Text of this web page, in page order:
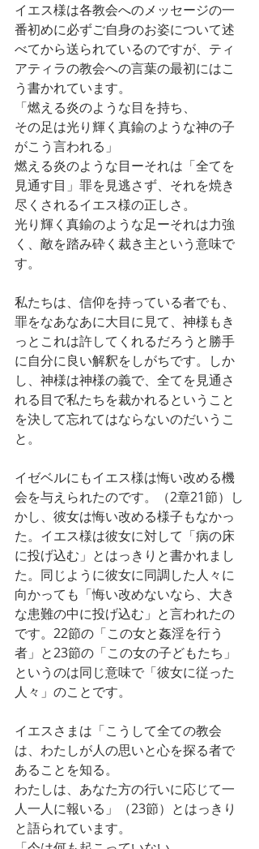
イエス様は各教会へのメッセージの一
番初めに必ずご自身のお姿について述
べてから送られているのですが、ティ
アティラの教会への言葉の最初にはこ
う書かれています。
「燃える炎のような目を持ち、
その足は光り輝く真鍮のような神の子
がこう言われる」
燃える炎のような目ーそれは「全てを
見通す目」罪を見逃さず、それを焼き
尽くされるイエス様の正しさ。
光り輝く真鍮のような足ーそれは力強
く、敵を踏み砕く裁き主という意味で
す。
私たちは、信仰を持っている者でも、
罪をなあなあに大目に見て、神様もき
っとこれは許してくれるだろうと勝手
に自分に良い解釈をしがちです。しか
し、神様は神様の義で、全てを見通さ
れる目で私たちを裁かれるということ
を決して忘れてはならないのだいうこ
と。
イゼベルにもイエス様は悔い改める機
会を与えられたのです。（2章21節）し
かし、彼女は悔い改める様子もなかっ
た。イエス様は彼女に対して「病の床
に投げ込む」とはっきりと書かれまし
た。同じように彼女に同調した人々に
向かっても「悔い改めないなら、大き
な患難の中に投げ込む」と言われたの
です。22節の「この女と姦淫を行う
者」と23節の「この女の子どもたち」
というのは同じ意味で「彼女に従った
人々」のことです。
イエスさまは「こうして全ての教会
は、わたしが人の思いと心を探る者で
あることを知る。
わたしは、あなた方の行いに応じて一
人一人に報いる」（23節）とはっきり
と語られています。